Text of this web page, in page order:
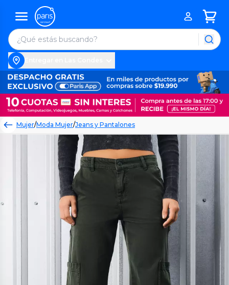
Mujer/Moda Mujer/Jeans y Pantalones